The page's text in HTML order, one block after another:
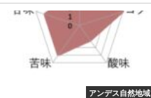
アンデス自然地域